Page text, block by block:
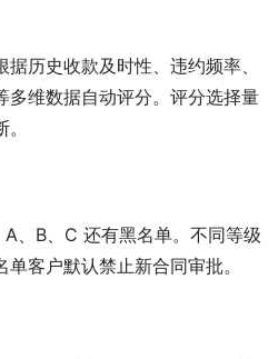
历史收款及时性、违约频率、
多维数据自动评分。评分选择量
、B、C 还有黑名单。不同等级
客户默认禁止新合同审批。